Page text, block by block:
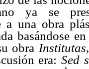
ya se
a una obra
basándose
obra Institutas
era: Sed